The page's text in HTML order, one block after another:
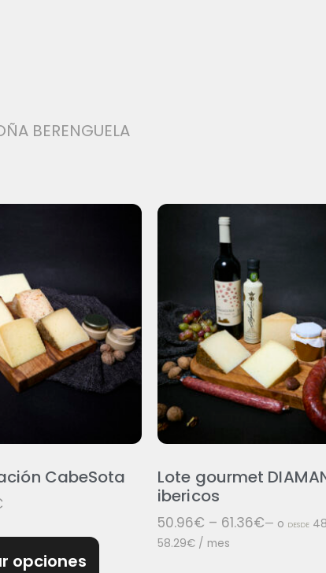
BERENGUELA
CabeSota
opciones
Lote gourmet
ibericos
50.96€ – 61.36€— o DESDE
58.29€ / mes